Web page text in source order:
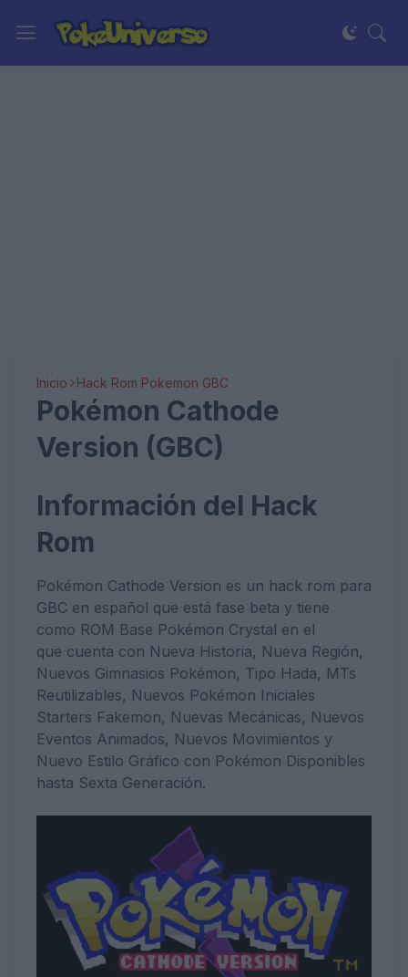
Inicio Hack Rom Pokemon GBC
Pokémon Cathode
Version (GBC)
Información del Hack
Rom
Pokémon Cathode Version es un hack rom para
GBC en español que está fase beta y tiene
como ROM Base Pokémon Crystal en el
que cuenta con Nueva Historia, Nueva Región,
Nuevos Gimnasios Pokémon, Tipo Hada, MTs
Reutilizables, Nuevos Pokémon Iniciales
Starters Fakemon, Nuevas Mecánicas, Nuevos
Eventos Animados, Nuevos Movimientos y
Nuevo Estilo Gráfico con Pokémon Disponibles
hasta Sexta Generación.